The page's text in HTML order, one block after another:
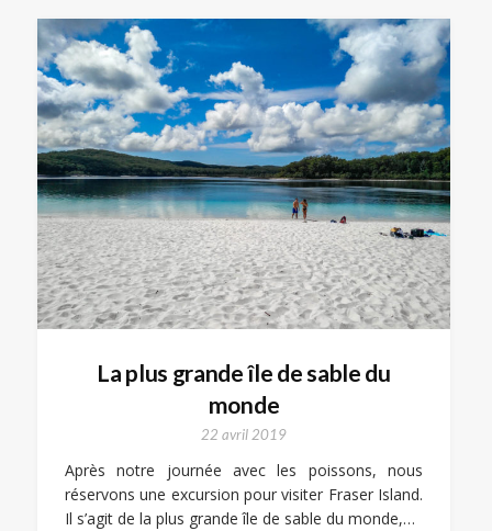
La plus grande île de sable du
monde
22 avril 2019
Après notre journée avec les poissons, nous
réservons une excursion pour visiter Fraser Island.
Il s’agit de la plus grande île de sable du monde,…